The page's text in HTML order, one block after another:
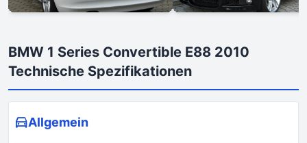
BMW 1 Series Convertible E88 2010
Technische Spezifikationen
Allgemein